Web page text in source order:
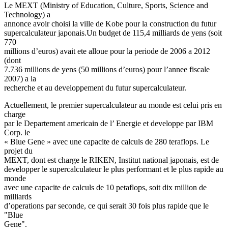
Le MEXT (Ministry of Education, Culture, Sports, Science and
Technology) a
annonce avoir choisi la ville de Kobe pour la construction du futur
supercalculateur japonais.Un budget de 115,4 milliards de yens (soit
770
millions d’euros) avait ete alloue pour la periode de 2006 a 2012
(dont
7.736 millions de yens (50 millions d’euros) pour l’annee fiscale
2007) a la
recherche et au developpement du futur supercalculateur.
Actuellement, le premier supercalculateur au monde est celui pris en
charge
par le Departement americain de l’ Energie et developpe par IBM
Corp. le
« Blue Gene » avec une capacite de calculs de 280 teraflops. Le
projet du
MEXT, dont est charge le RIKEN, Institut national japonais, est de
developper le supercalculateur le plus performant et le plus rapide au
monde
avec une capacite de calculs de 10 petaflops, soit dix million de
milliards
d’operations par seconde, ce qui serait 30 fois plus rapide que le
"Blue
Gene".